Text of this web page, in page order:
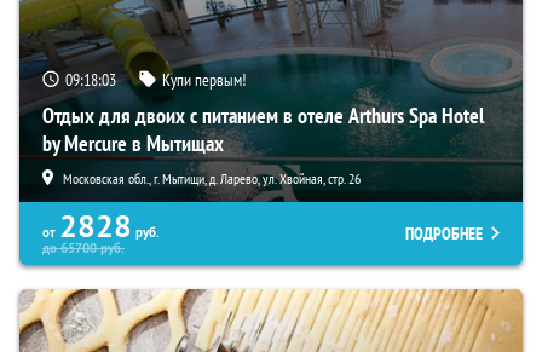
09:18:02 Купи первым!
Отдых для двоих с питанием в отеле Arthurs Spa Hotel
by Mercure в Мытищах
Московская обл., г. Мытищи, д. Ларево, ул. Хвойная, стр. 26
от 2828 руб.
до65700руб.
ПОДРОБНЕЕ